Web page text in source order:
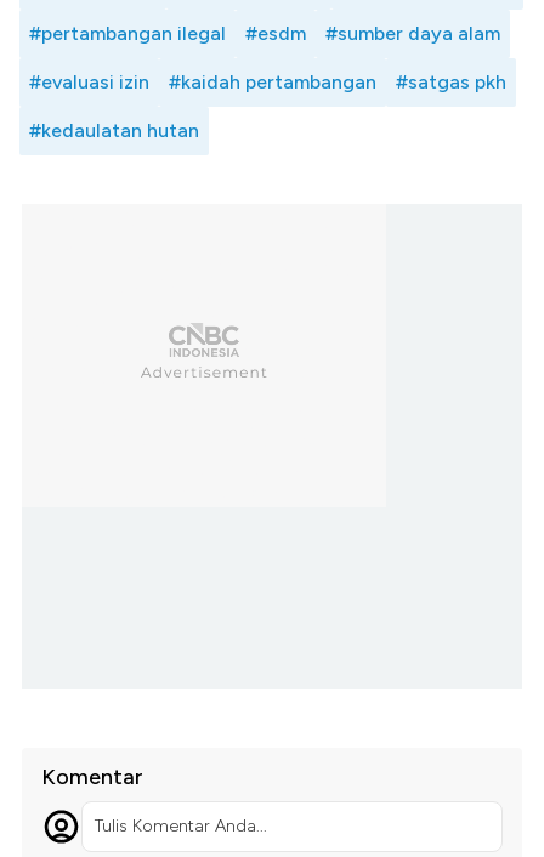
#pertambangan ilegal #esdm #sumber daya alam
#evaluasi izin #kaidah pertambangan #satgas pkh
#kedaulatan hutan
Komentar
Tulis Komentar Anda...